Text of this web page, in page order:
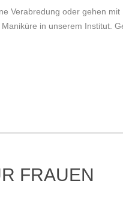
Verabredung oder gehen
in unserem Institut.
FRAUEN